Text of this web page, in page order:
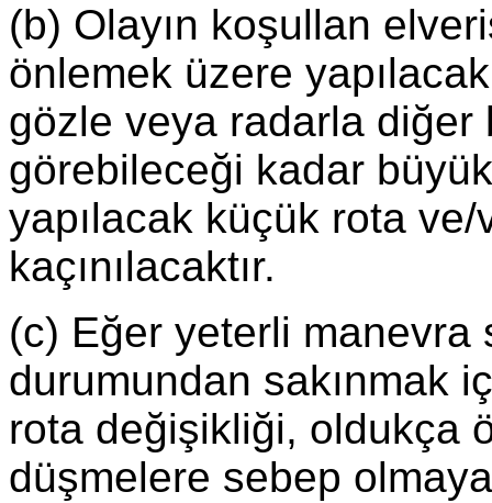
(b) Olayın koşullan
önlemek üzere
gözle veya radarla
görebileceği kadar
yapılacak küçük rota
kaçınılacaktır.
(c) Eğer yeterli manevra
durumundan sakınmak
rota değişikliği, oldukça
düşmelere sebep